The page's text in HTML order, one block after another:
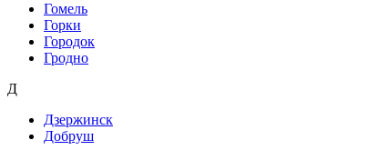
Гомель
Горки
Городок
Гродно
Д
Дзержинск
Добруш